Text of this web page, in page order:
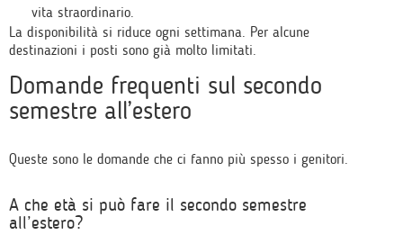
vita straordinario.
La disponibilità si riduce ogni settimana. Per alcune
destinazioni i posti sono già molto limitati.
Domande frequenti sul secondo
semestre all’estero
Queste sono le domande che ci fanno più spesso i genitori.
A che età si può fare il secondo semestre
all’estero?